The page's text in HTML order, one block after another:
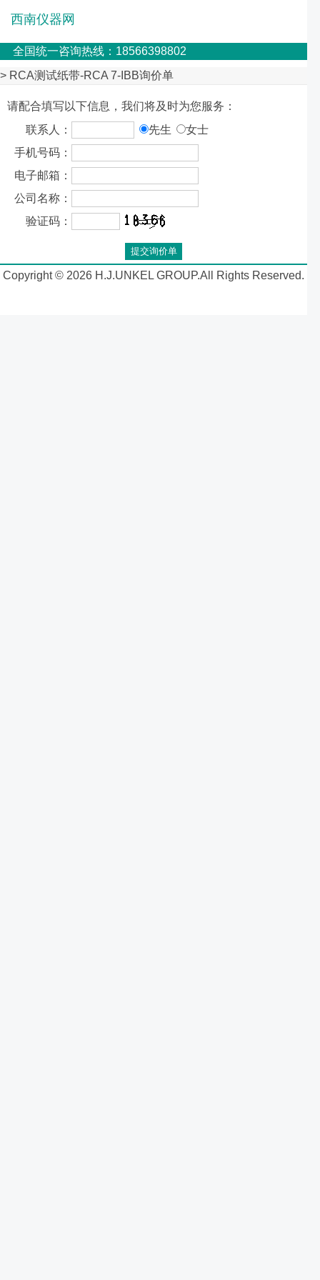
西南仪器网
全国统一咨询热线：18566398802
> RCA测试纸带-RCA 7-IBB询价单
请配合填写以下信息，我们将及时为您服务：
联系人：
先生
女士
手机号码：
电子邮箱：
公司名称：
验证码：
Copyright © 2026 H.J.UNKEL GROUP.All Rights Reserved.